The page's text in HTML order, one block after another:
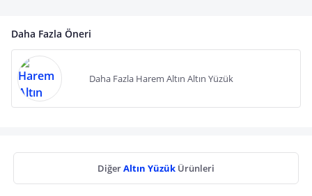
Daha Fazla Öneri
Daha Fazla Harem Altın Altın Yüzük
DiğerAltın Yüzük Ürünleri